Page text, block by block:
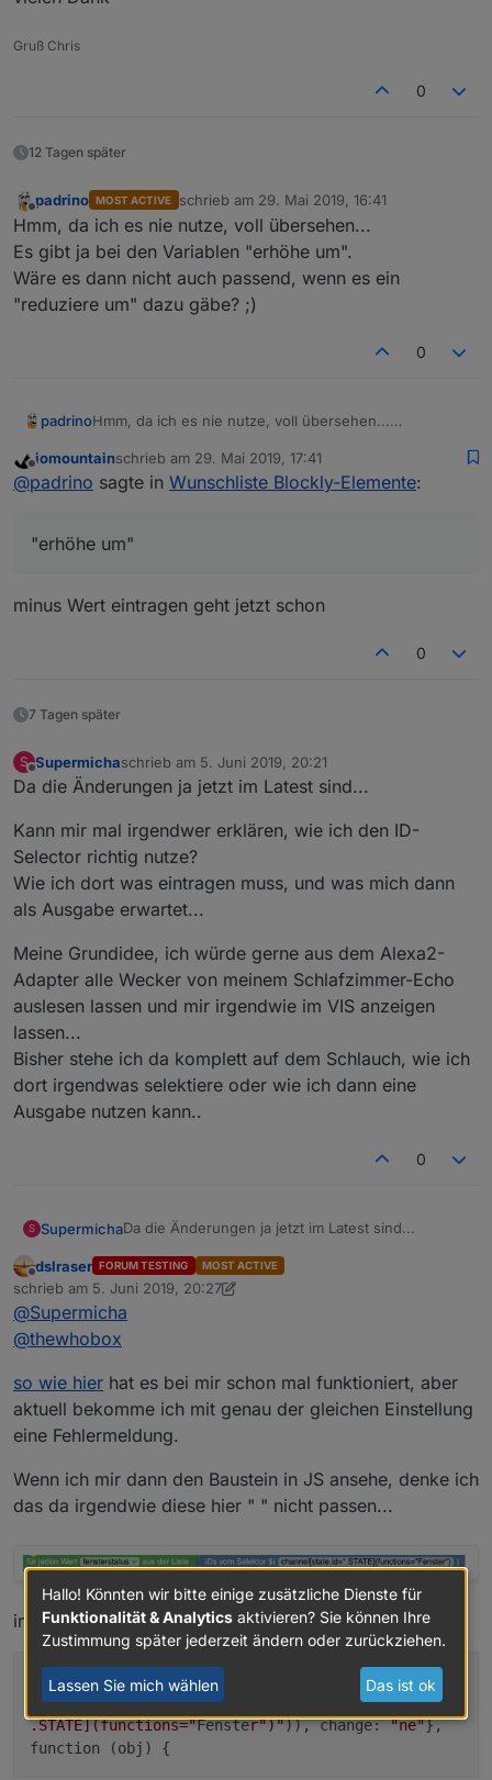
Gruß Chris
0
12 Tagen später
padrino MOST ACTIVE schrieb am 29. Mai 2019, 16:41
zuletzt editiert von
Hmm, da ich es nie nutze, voll übersehen...
Es gibt ja bei den Variablen "erhöhe um".
Wäre es dann nicht auch passend, wenn es ein
"reduziere um" dazu gäbe? ;)
0
padrinoHmm, da ich es nie nutze, voll übersehen...
Wäre es dann nicht auch passend, wenn es ein
"reduziere um" dazu gäbe? ;)
Offline
iomountainschrieb am 29. Mai 2019, 17:41
zuletzt editiert von
@padrino sagte in Wunschliste Blockly-Elemente:
"erhöhe um"
minus Wert eintragen geht jetzt schon
0
7 Tagen später
S
Offline
Supermichaschrieb am 5. Juni 2019, 20:21
zuletzt editiert von
Da die Änderungen ja jetzt im Latest sind...
Kann mir mal irgendwer erklären, wie ich den ID-
Selector richtig nutze?
Wie ich dort was eintragen muss, und was mich dann
als Ausgabe erwartet...
Meine Grundidee, ich würde gerne aus dem Alexa2-
Adapter alle Wecker von meinem Schlafzimmer-Echo
auslesen lassen und mir irgendwie im VIS anzeigen
lassen...
Bisher stehe ich da komplett auf dem Schlauch, wie ich
dort irgendwas selektiere oder wie ich dann eine
Ausgabe nutzen kann..
0
S SupermichaDa die Änderungen ja jetzt im Latest sind...
Kann mir mal irgendwer erklären, wie ich den ID-
Selector richtig nutze?
Wie ich dort was eintragen muss, und was mich
Meine Grundidee, ich würde gerne aus dem
irgendwie im VIS anzeigen lassen...
Bisher stehe ich da komplett auf dem Schlauch,
wie ich dort irgendwas selektiere oder wie ich
dann eine Ausgabe nutzen kann..
Offline
dslraser FORUM TESTING MOST ACTIVE
schrieb am 5. Juni 2019, 20:27
zuletzt editiert von dslraser6. Mai 2019, 23:30
@Supermicha
@thewhobox
so wie hier hat es bei mir schon mal funktioniert, aber
aktuell bekomme ich mit genau der gleichen Einstellung
eine Fehlermeldung.
Wenn ich mir dann den Baustein in JS ansehe, denke ich
das da irgendwie diese hier " " nicht passen...
in js sieht es so dann aus ???
on({ id:
Array.prototype.slice.apply($(
"channel[state.id=*
.STATE](functions="Fenster")")), change:"ne"},
function (obj) {
Hallo! Könnten wir bitte einige zusätzliche Dienste für
Funktionalität & Analytics aktivieren? Sie können Ihre
Zustimmung später jederzeit ändern oder zurückziehen.
Lassen Sie mich wählen Das ist ok